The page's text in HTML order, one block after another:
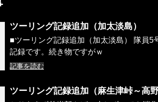
ツーリング記録追加（加太淡島）
■ツーリング記録追加（加太淡島） 隊員5
記録です。続き物ですがｗ
記事を読む
ツーリング記録追加（麻生津峠～高野